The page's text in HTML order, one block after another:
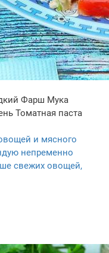
Фарш Мука
Томатная паста
и мясного
непременно
свежих овощей,